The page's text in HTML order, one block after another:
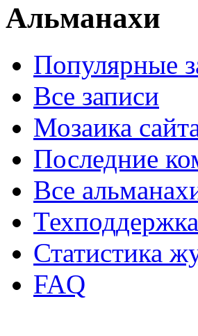
Альманахи
Популярные
Все записи
Мозаика
Последние
Все
Техподдержка
Статистика
FAQ